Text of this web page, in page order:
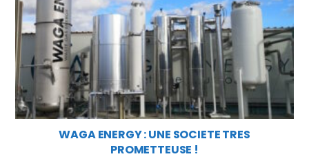
WAGA ENERGY : UNE SOCIETE TRES
PROMETTEUSE !